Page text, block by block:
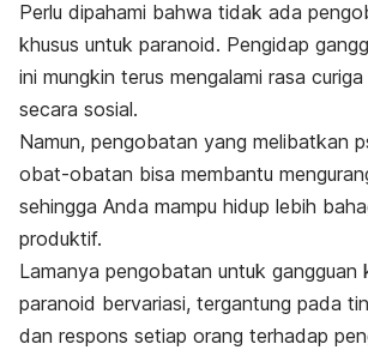
Perlu dipahami bahwa tidak ada
khusus untuk paranoid. Pengidap
ini mungkin terus mengalami rasa
secara sosial.
Namun, pengobatan yang melibatkan
obat-obatan bisa membantu
sehingga Anda mampu hidup lebih
produktif.
Lamanya pengobatan untuk gangguan
paranoid bervariasi, tergantung pada
dan respons setiap orang terhadap